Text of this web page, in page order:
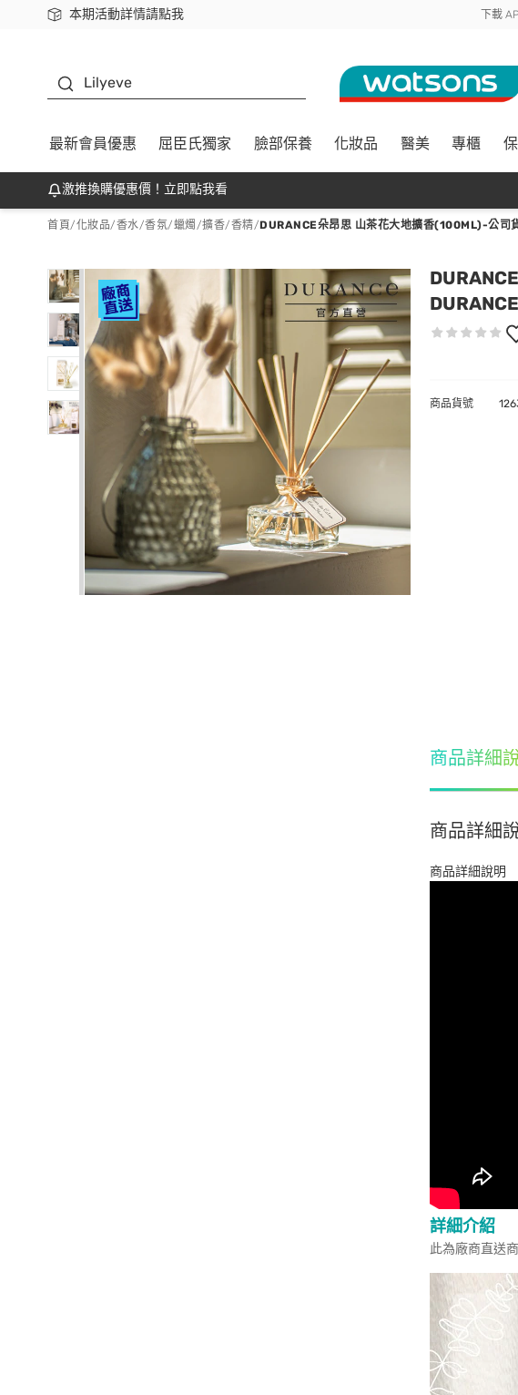
本期活動詳情請點我
下載app最高回饋$350 下載
Lilyeve
最新會員優惠 屈臣氏獨家 臉部保養 化妝品 醫美 專櫃
激推換購優惠價！立即點我看
首頁/化妝品/香水/香氛/蠟燭/擴香/香精/DURANCE朵昂思 山茶花大地擴香(100ML)-公司
DURANCE
商品貨號
商品詳細
商品詳細
商品詳細說明
詳細介紹
此為廠商直送